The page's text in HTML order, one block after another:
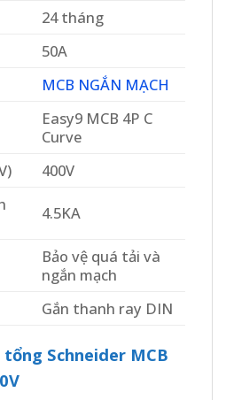
24 tháng
50A
MCB NGẮN MẠCH
Easy9 MCB 4P C
Curve
400V
4.5KA
Bảo vệ quá tải và
ngắn mạch
Gắn thanh ray DIN
Schneider MCB